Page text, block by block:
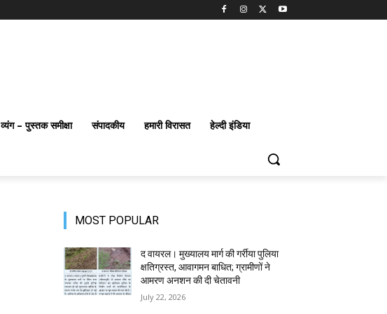
व्यंग – पुस्तक समीक्षा संपादकीय हमारी विरासत हेल्दी इंडिया
MOST POPULAR
द वायरल। मुख्यालय मार्ग की गर्रीया पुलिया
क्षतिग्रस्त, आवागमन बाधित; ग्रामीणों ने
आमरण अनशन की दी चेतावनी
July 22, 2026